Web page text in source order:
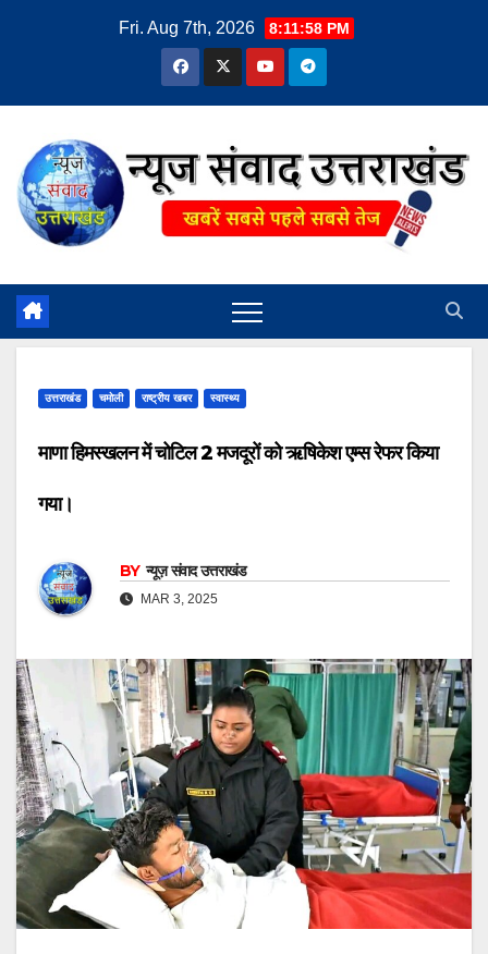
Fri. Aug 7th, 2026 8:11:59 PM
उत्तराखंड चमोली राष्ट्रीय खबर स्वास्थ्य
माणा हिमस्खलन में चोटिल 2 मजदूरों को ऋषिकेश एम्स रेफर किया
गया।
BY न्यूज़ संवाद उत्तराखंड
MAR 3, 2025